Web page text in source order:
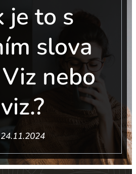
je to s
slova
nebo
viz.?
24.11.2024